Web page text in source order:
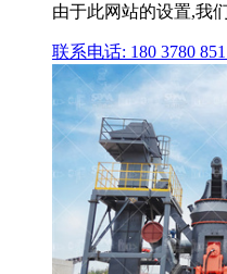
由于此网站的设置,我
联系电话: 180 3780